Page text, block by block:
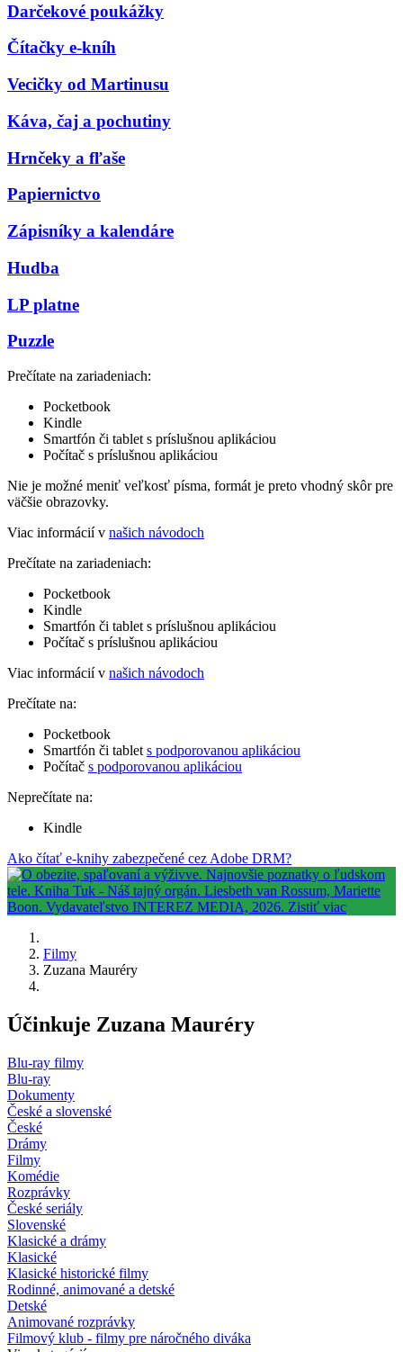
Darčekové poukážky
Čítačky e-kníh
Vecičky od Martinusu
Káva, čaj a pochutiny
Hrnčeky a fľaše
Papiernictvo
Zápisníky a kalendáre
Hudba
LP platne
Puzzle
Prečítate na zariadeniach:
Pocketbook
Kindle
Smartfón či tablet s príslušnou aplikáciou
Počítač s príslušnou aplikáciou
Nie je možné meniť veľkosť písma, formát je preto vhodný skôr pre
väčšie obrazovky.
Viac informácií v našich návodoch
Prečítate na zariadeniach:
Pocketbook
Kindle
Smartfón či tablet s príslušnou aplikáciou
Počítač s príslušnou aplikáciou
Viac informácií v našich návodoch
Prečítate na:
Pocketbook
Smartfón či tablet s podporovanou aplikáciou
Počítač s podporovanou aplikáciou
Neprečítate na:
Kindle
Ako čítať e-knihy zabezpečené cez Adobe DRM?
Filmy
Zuzana Mauréry
Účinkuje Zuzana Mauréry
Blu-ray filmy
Blu-ray
Dokumenty
České a slovenské
České
Drámy
Filmy
Komédie
Rozprávky
České seriály
Slovenské
Klasické a drámy
Klasické
Klasické historické filmy
Rodinné, animované a detské
Detské
Animované rozprávky
Filmový klub - filmy pre náročného diváka